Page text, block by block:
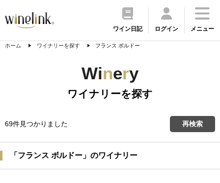
ワイン日記 ログイン メニュー
ホーム ワイナリーを探す フランス ボルドー
Winery
ワイナリーを探す
69件見つかりました 再検索
「フランス ボルドー」のワイナリー